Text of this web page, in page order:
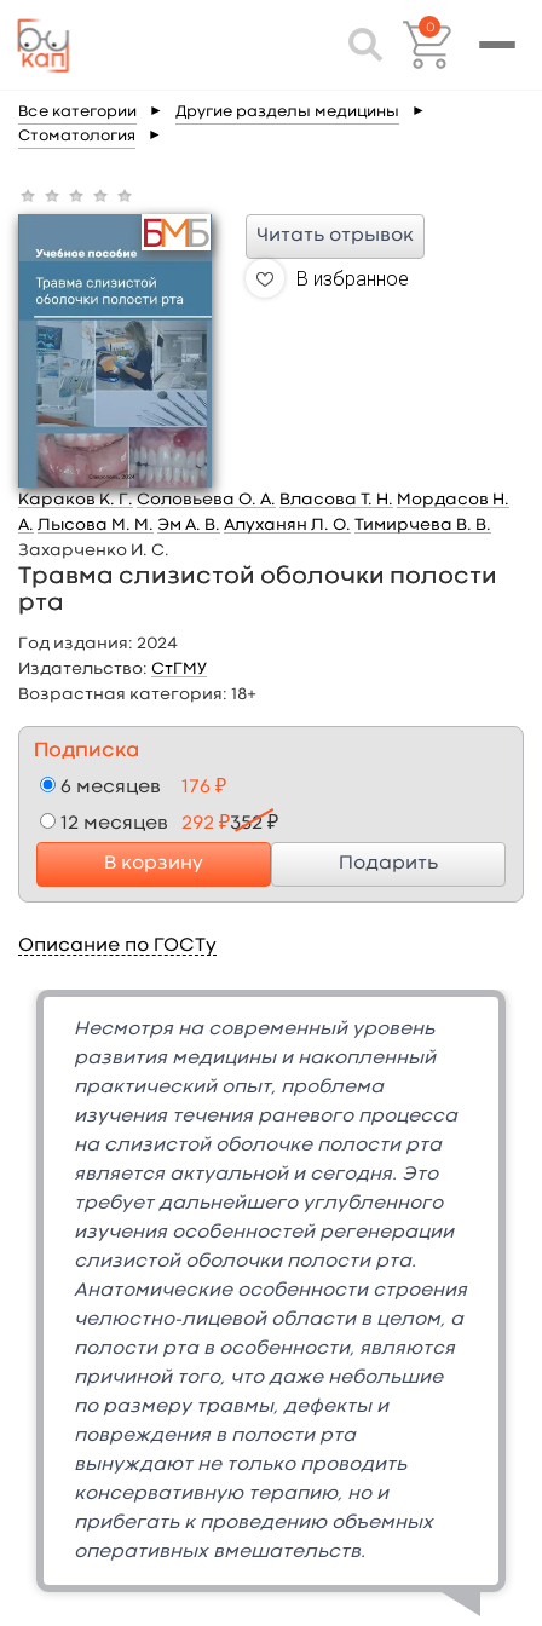
0
Все категории ► Другие разделы медицины ►
Стоматология ►
Читать отрывок
В избранное
Караков К. Г. Соловьева О. А. Власова Т. Н. Мордасов Н.
А. Лысова М. М. Эм А. В. Алуханян Л. О. Тимирчева В. В.
Захарченко И. С.
Травма слизистой оболочки полости
рта
Год издания: 2024
Издательство: СтГМУ
Возрастная категория: 18+
Подписка
6 месяцев 176 ₽
12 месяцев 292 ₽352 ₽
В корзину Подарить
Описание по ГОСТу
Несмотря на современный уровень
развития медицины и накопленный
практический опыт, проблема
изучения течения раневого процесса
на слизистой оболочке полости рта
является актуальной и сегодня. Это
требует дальнейшего углубленного
изучения особенностей регенерации
слизистой оболочки полости рта.
Анатомические особенности строения
челюстно-лицевой области в целом, а
полости рта в особенности, являются
причиной того, что даже небольшие
по размеру травмы, дефекты и
повреждения в полости рта
вынуждают не только проводить
консервативную терапию, но и
прибегать к проведению объемных
оперативных вмешательств.